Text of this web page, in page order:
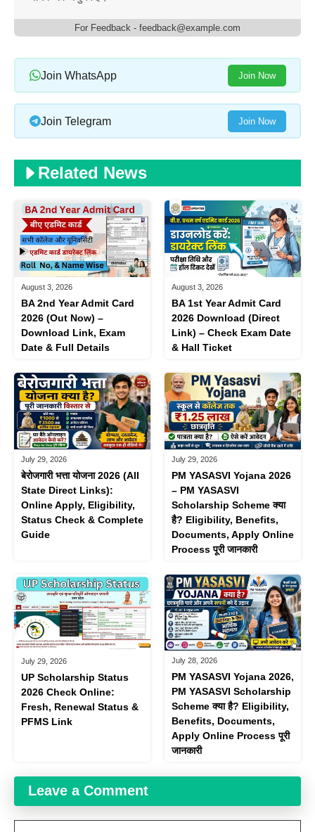
For Feedback - feedback@example.com
Join WhatsApp Join Now
Join Telegram Join Now
Related News
August 3, 2026
BA 2nd Year Admit Card
2026 (Out Now) –
Download Link, Exam
Date & Full Details
August 3, 2026
BA 1st Year Admit Card
2026 Download (Direct
Link) – Check Exam Date
& Hall Ticket
July 29, 2026
बेरोजगारी भत्ता योजना 2026 (All
State Direct Links):
Online Apply, Eligibility,
Status Check & Complete
Guide
July 29, 2026
PM YASASVI Yojana 2026
– PM YASASVI
Scholarship Scheme क्या
है? Eligibility, Benefits,
Documents, Apply Online
Process पूरी जानकारी
July 29, 2026
UP Scholarship Status
2026 Check Online:
Fresh, Renewal Status &
PFMS Link
July 28, 2026
PM YASASVI Yojana 2026,
PM YASASVI Scholarship
Scheme क्या है? Eligibility,
Benefits, Documents,
Apply Online Process पूरी
जानकारी
Leave a Comment